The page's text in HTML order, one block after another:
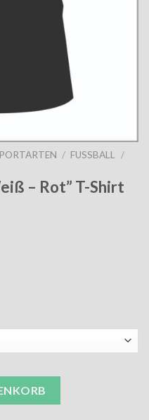
/ FUSSBALL
/
– Rot” T-Shirt